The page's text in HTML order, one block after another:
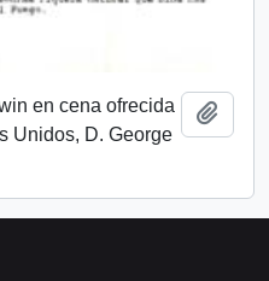
en cena ofrecida
Unidos, D. George